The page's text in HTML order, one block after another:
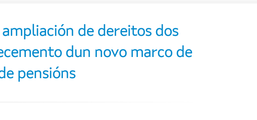
de dereitos dos
dun novo marco de
pensións